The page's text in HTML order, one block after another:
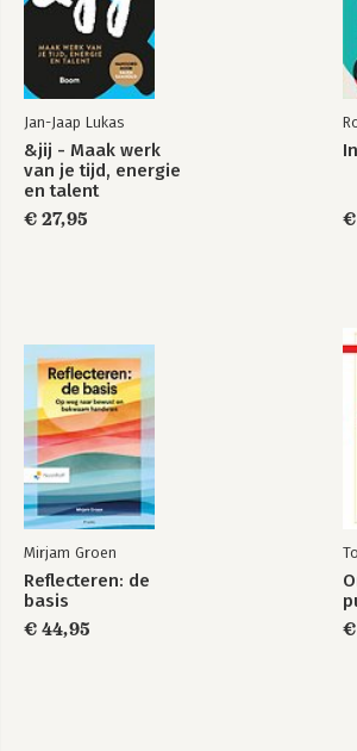
12. How to tame the email monster
13. How to master meetings and networking
PART FOUR: PUTTING IT ALL TOGETHER
14. How to deal with deadlines and
15. How to maintain your newfound focus
16. How to put it all together to reach all
Jan-Jaap Lukas
&jij - Maak werk
van je tijd, energie
en talent
€ 27,95
Mirjam Groen
Reflecteren: de
basis
€ 44,95